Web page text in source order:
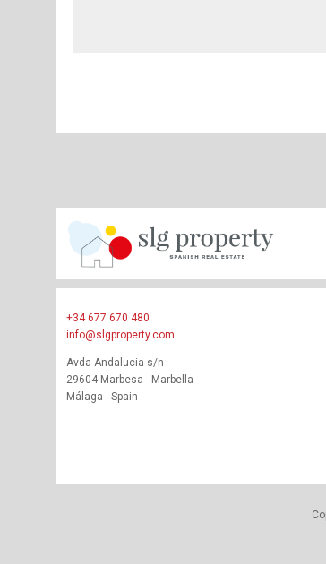
+34 677 670 480
info@slgproperty.com
Avda Andalucia s/n
29604 Marbesa - Marbella
Málaga - Spain